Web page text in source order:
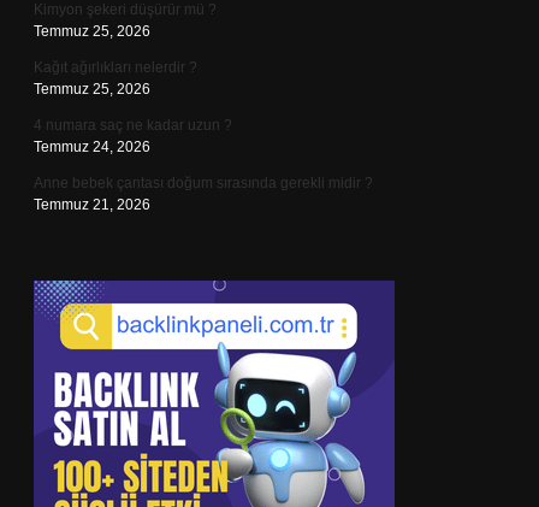
Kimyon şekeri düşürür mü ?
Temmuz 25, 2026
Kağıt ağırlıkları nelerdir ?
Temmuz 25, 2026
4 numara saç ne kadar uzun ?
Temmuz 24, 2026
Anne bebek çantası doğum sırasında gerekli midir ?
Temmuz 21, 2026